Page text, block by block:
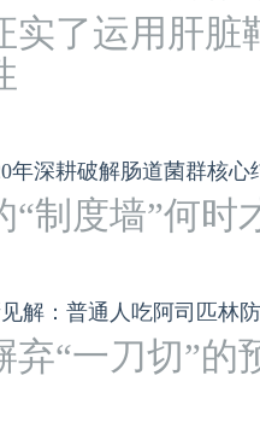
实了运用肝脏
制度墙”何时
弃“一刀切”的